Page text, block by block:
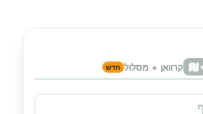
קרוואן + מסלול חדש